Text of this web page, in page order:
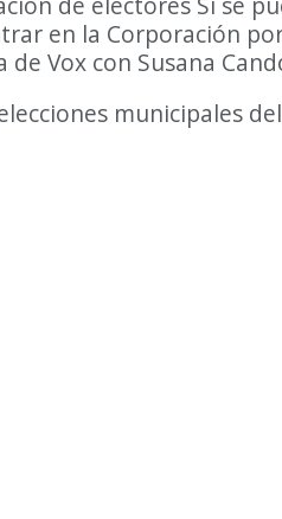
en la Corporación
Vox con Susana
municipales